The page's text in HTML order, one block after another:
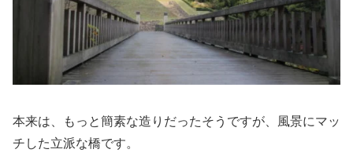
本来は、もっと簡素な造りだったそうですが、風景にマッ
チした立派な橋です。